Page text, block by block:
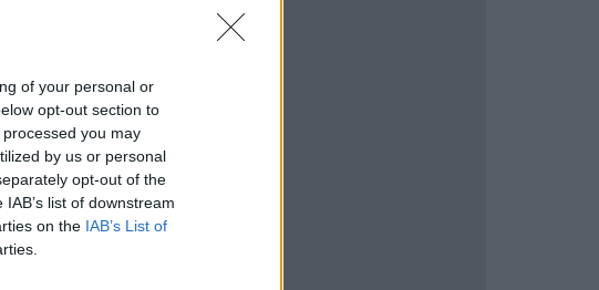
of your personal or
opt-out section to
you may
by us or personal
opt-out of the
list of downstream
on the IAB’s List of